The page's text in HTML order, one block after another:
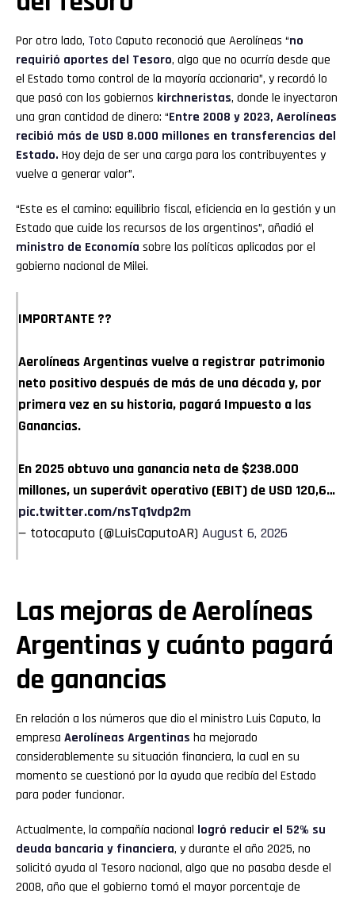
Por otro lado, Toto Caputo reconoció que Aerolíneas “no
requirió aportes del Tesoro, algo que no ocurría desde que
el Estado tomo control de la mayoría accionaria”, y recordó lo
que pasó con los gobiernos kirchneristas, donde le inyectaron
una gran cantidad de dinero: “Entre 2008 y 2023, Aerolíneas
recibió más de USD 8.000 millones en transferencias del
Estado. Hoy deja de ser una carga para los contribuyentes y
vuelve a generar valor”.
“Este es el camino: equilibrio fiscal, eficiencia en la gestión y un
Estado que cuide los recursos de los argentinos”, añadió el
ministro de Economía sobre las políticas aplicadas por el
gobierno nacional de Milei.
IMPORTANTE ??
Aerolíneas Argentinas vuelve a registrar patrimonio
neto positivo después de más de una década y, por
primera vez en su historia, pagará Impuesto a las
Ganancias.
En 2025 obtuvo una ganancia neta de $238.000
millones, un superávit operativo (EBIT) de USD 120,6…
pic.twitter.com/nsTq1vdp2m
— totocaputo (@LuisCaputoAR) August 6, 2026
Las mejoras de Aerolíneas
Argentinas y cuánto pagará
de ganancias
En relación a los números que dio el ministro Luis Caputo, la
empresa Aerolíneas Argentinas ha mejorado
considerablemente su situación financiera, la cual en su
momento se cuestionó por la ayuda que recibía del Estado
para poder funcionar.
Actualmente, la compañía nacional logró reducir el 52% su
deuda bancaria y financiera, y durante el año 2025, no
solicitó ayuda al Tesoro nacional, algo que no pasaba desde el
2008, año que el gobierno tomó el mayor porcentaje de